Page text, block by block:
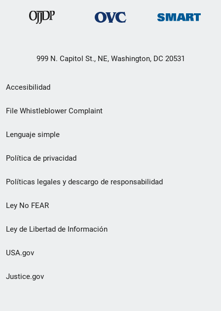
999 N. Capitol St., NE, Washington, DC 20531
Menú
de
de
pie
de
página
Accesibilidad
File Whistleblower Complaint
Lenguaje simple
Política de privacidad
Políticas legales y descargo de responsabilidad
Ley No FEAR
Ley de Libertad de Información
USA.gov
Justice.gov